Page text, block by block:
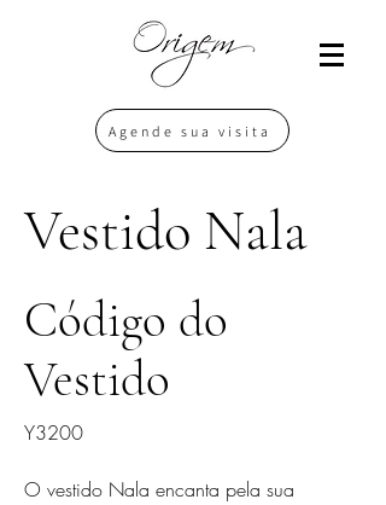
Agende sua visita
Vestido Nala
Código do
Vestido
Y3200
O vestido Nala encanta pela sua